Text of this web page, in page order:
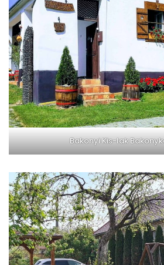
Bakonyi Kis-lak